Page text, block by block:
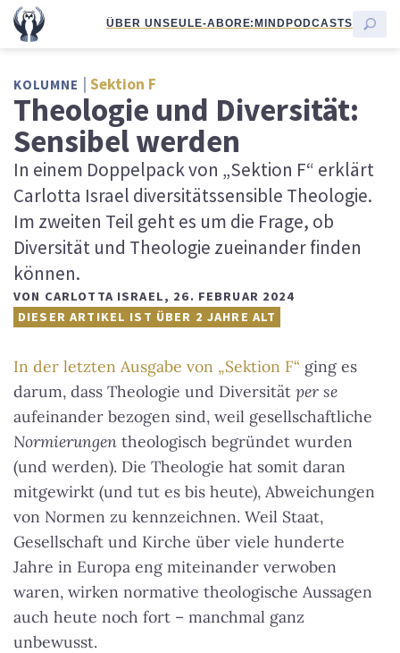
ÜBER UNSEULE-ABORE:MINDPODCASTS
KOLUMNE Sektion F
Theologie und Diversität:
Sensibel werden
In einem Doppelpack von „Sektion F“ erklärt
Carlotta Israel diversitätssensible Theologie.
Im zweiten Teil geht es um die Frage, ob
Diversität und Theologie zueinander finden
können.
VON CARLOTTA ISRAEL, 26. FEBRUAR 2024
DIESER ARTIKEL IST ÜBER 2 JAHRE ALT
In der letzten Ausgabe von „Sektion F“ ging es
darum, dass Theologie und Diversität per se
aufeinander bezogen sind, weil gesellschaftliche
Normierungen theologisch begründet wurden
(und werden). Die Theologie hat somit daran
mitgewirkt (und tut es bis heute), Abweichungen
von Normen zu kennzeichnen. Weil Staat,
Gesellschaft und Kirche über viele hunderte
Jahre in Europa eng miteinander verwoben
waren, wirken normative theologische Aussagen
auch heute noch fort – manchmal ganz
unbewusst.